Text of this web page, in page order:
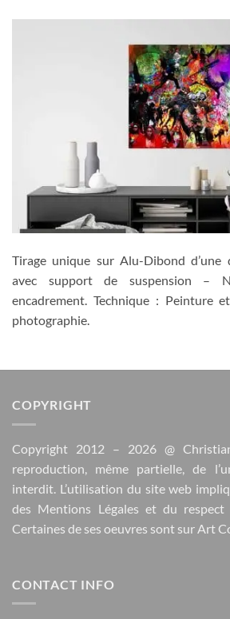
Tirage unique sur Alu-Dibond d’une
avec support de suspension –
encadrement. Technique : Peinture
photographie.
COPYRIGHT
Copyright 2012 – 2026 @
reproduction, même partielle, de
interdit. L’utilisation du site web
des Mentions Légales et du respect
Certaines de ses oeuvres sont surArt
CONTACT INFO